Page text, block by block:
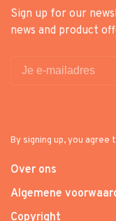
Sign up for our
news and product
By signing up, you agree
Over ons
Algemene
Copyright